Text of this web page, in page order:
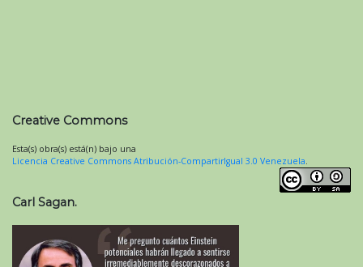
Creative Commons
Esta(s) obra(s) está(n) bajo una
Licencia Creative Commons Atribución-CompartirIgual 3.0 Venezuela
Carl Sagan.